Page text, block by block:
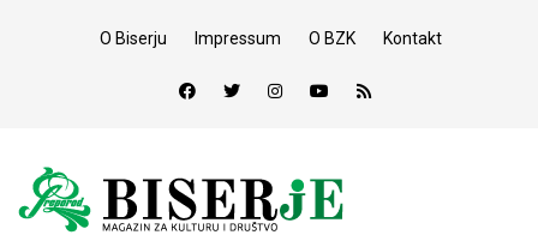
O Biserju Impressum O BZK Kontakt